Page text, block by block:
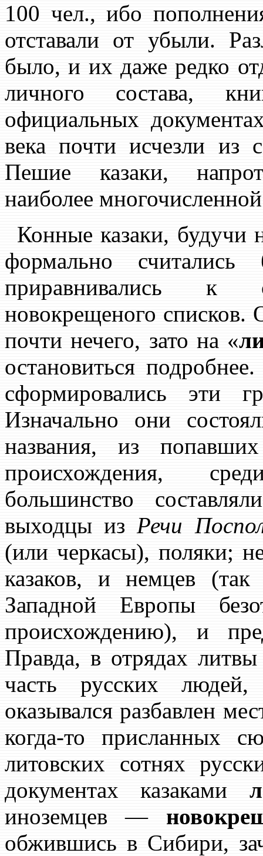
100 чел., ибо
отставали от убыли.
было, и их даже редко
личного состава,
официальных
века почти исчезли из
Пешие казаки,
наиболее
Конные казаки, будучи
формально
приравнивались к
новокрещеного списков.
почти нечего, зато на «
остановиться
сформировались эти
Изначально они
названия, из
происхождения,
большинство
выходцы изРечи
(или черкасы), поляки;
казаков, и немцев
Западной Европы
происхождению), и
Правда, в отрядах литвы
часть русских
оказывался разбавлен
когда-то присланных
литовских сотнях
документах казаками
иноземцев —
обжившись в Сибири,